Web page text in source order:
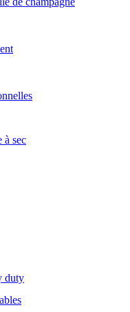
à sec
duty